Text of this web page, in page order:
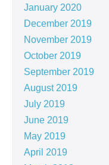
January 2020
December 2019
November 2019
October 2019
September 2019
August 2019
July 2019
June 2019
May 2019
April 2019